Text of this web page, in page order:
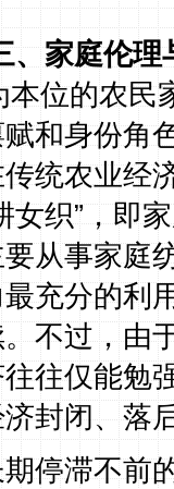
、家庭伦理
本位的农民
和身份角
统农业经
女织”，即
从事家庭
充分的利
不过，由
往仅能勉
封闭、落
停滞不前